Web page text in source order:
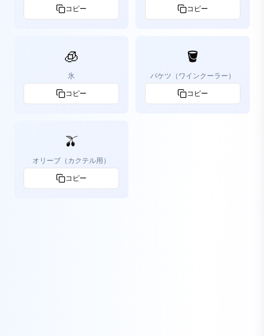
コピー コピー
🧊
氷
コピー
🪣
バケツ（ワインクーラー）
コピー
🫒
オリーブ（カクテル用）
コピー